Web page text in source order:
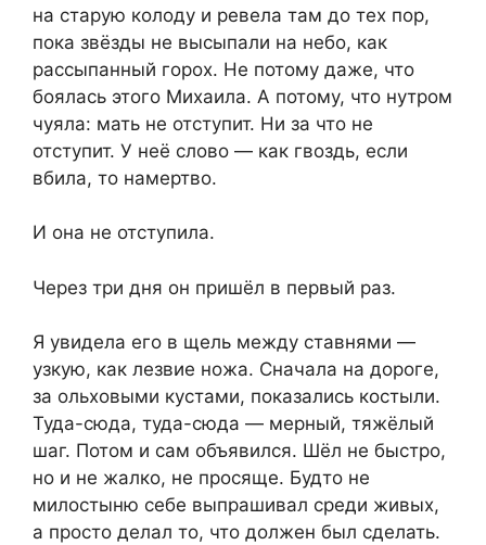
на старую колоду и ревела там до тех пор,
пока звёзды не высыпали на небо, как
рассыпанный горох. Не потому даже, что
боялась этого Михаила. А потому, что нутром
чуяла: мать не отступит. Ни за что не
отступит. У неё слово — как гвоздь, если
вбила, то намертво.
И она не отступила.
Через три дня он пришёл в первый раз.
Я увидела его в щель между ставнями —
узкую, как лезвие ножа. Сначала на дороге,
за ольховыми кустами, показались костыли.
Туда-сюда, туда-сюда — мерный, тяжёлый
шаг. Потом и сам объявился. Шёл не быстро,
но и не жалко, не просяще. Будто не
милостыню себе выпрашивал среди живых,
а просто делал то, что должен был сделать.